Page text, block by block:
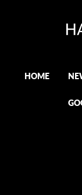
HOME